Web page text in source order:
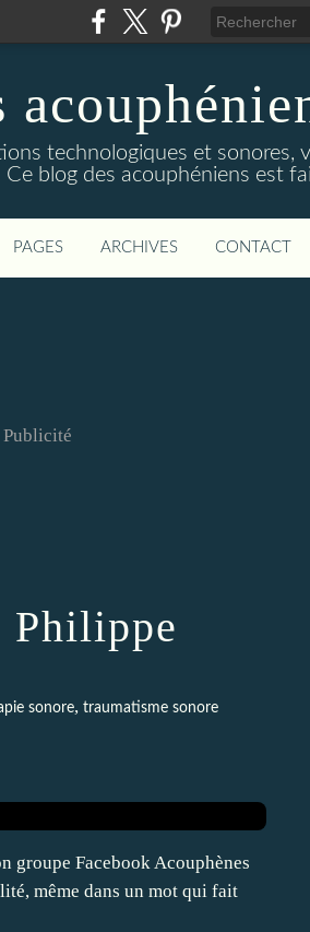
technologiques et sonores,
blog des acouphéniens est
PAGES ARCHIVES CONTACT
Publicité
Philippe
sonore, traumatisme sonore
groupe Facebook Acouphènes
même dans un mot qui fait